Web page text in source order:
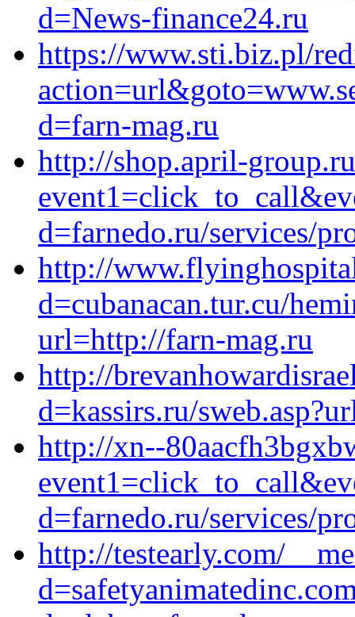
d=News-finance24.ru
https://www.sti.biz.pl/
d=farn-mag.ru
http://shop.april-
d=farnedo.ru/services/
http://
d=cubanacan.tur.cu/
url=http://farn-mag.ru
http://
d=kassirs.ru/
http://xn--
d=farnedo.ru/services/
http://testearly.com/